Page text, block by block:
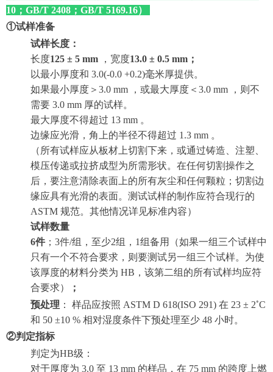
10； GB/T 2408；GB/T 5169.16）
①试样准备
试样长度：
长度125 ± 5 mm ，宽度13.0 ± 0.5 mm ；
以最小厚度和 3.0(-0.0 +0.2)毫米厚提供。
如果最小厚度＞3.0 mm ，或最大厚度＜3.0 mm ，则不
需要 3.0 mm 厚的试样。
最大厚度不得超过 13 mm 。
边缘应光滑，角上的半径不得超过 1.3 mm 。
（所有试样应从板材上切割下来，或通过铸造、注塑、
模压传递或拉挤成型为所需形状。在任何切割操作之
后，要注意清除表面上的所有灰尘和任何颗粒；切割边
缘应具有光滑的表面。测试试样的制作应符合现行的
ASTM 规范。其他情况详见标准内容）
试样数量
6件；3件/组，至少2组，1组备用（如果一组三个试样中
只有一个不符合要求，则要测试另一组三个试样。为使
该厚度的材料分类为 HB，该第二组的所有试样均应符
合要求）
；
预处理 ： 样品应按照 ASTM D 618(ISO 291) 在 23 ± 2◦C
和 50 ±10 % 相对湿度条件下预处理至少 48 小时。
②判定指标
判定为HB级：
对于厚度为 3.0 至 13 mm 的样品，在 75 mm 的跨度上燃